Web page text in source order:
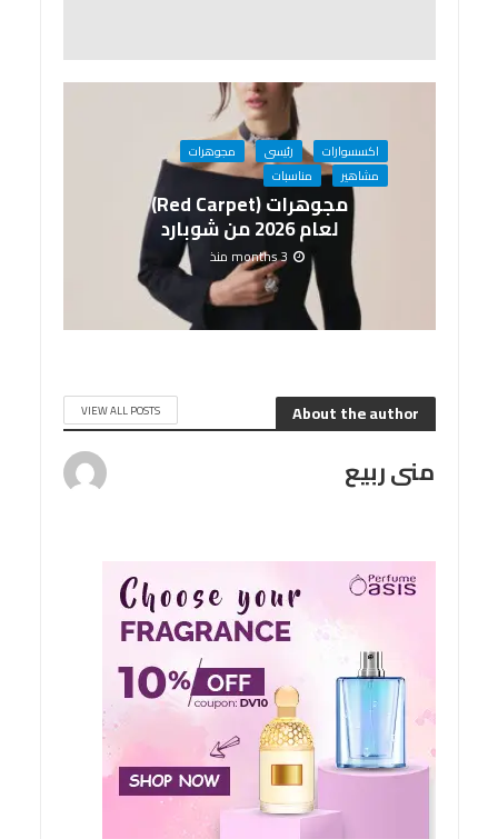
اكسسوارات رئيسى
مجوهرات
مشاهير
مناسبات
مجوهرات (Red Carpet)
لعام 2026 من شوبارد
3 months منذ
About the author
VIEW ALL POSTS
منى ربيع